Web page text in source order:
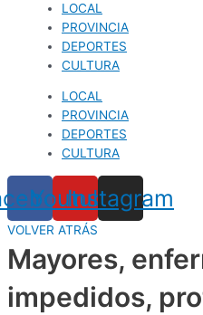
LOCAL
PROVINCIA
DEPORTES
CULTURA
LOCAL
PROVINCIA
DEPORTES
CULTURA
Youtube
Instagram
VOLVER ATRÁS
Mayores,
impedidos,